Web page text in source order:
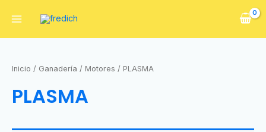
Inicio / Ganadería / Motores / PLASMA
PLASMA